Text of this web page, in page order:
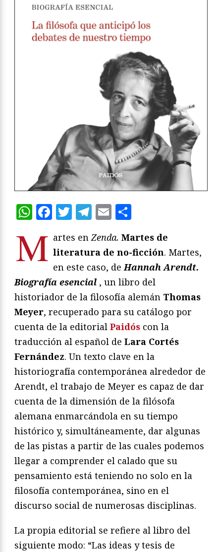
WhatsApp
Facebook
Twitter
Telegram
Email
M artes enZenda. Martes de
literatura de no-ficción. Martes,
en este caso, deHannah Arendt.
Biografía esencial , un libro del
historiador de la filosofía alemán Thomas
Meyer, recuperado para su catálogo por
cuenta de la editorial Paidós con la
traducción al español de Lara Cortés
Fernández. Un texto clave en la
historiografía contemporánea alrededor de
Arendt, el trabajo de Meyer es capaz de dar
cuenta de la dimensión de la filósofa
alemana enmarcándola en su tiempo
histórico y, simultáneamente, dar algunas
de las pistas a partir de las cuales podemos
llegar a comprender el calado que su
pensamiento está teniendo no solo en la
filosofía contemporánea, sino en el
discurso social de numerosas disciplinas.
La propia editorial se refiere al libro del
siguiente modo: “Las ideas y tesis de